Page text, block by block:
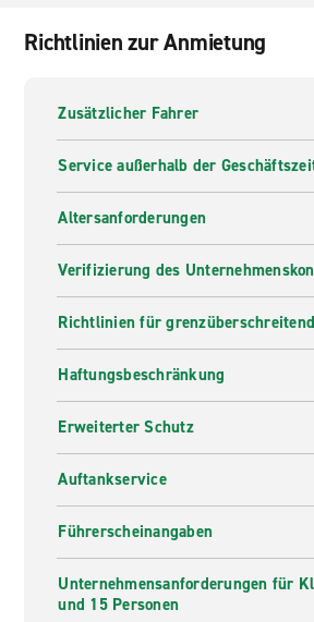
Richtlinien zur Anmietung
Zusätzlicher Fahrer
Service außerhalb der
Altersanforderungen
Verifizierung des
Richtlinien für
Haftungsbeschränkung
Erweiterter Schutz
Auftankservice
Führerscheinangaben
Unternehmensanforderungen für
und 15 Personen